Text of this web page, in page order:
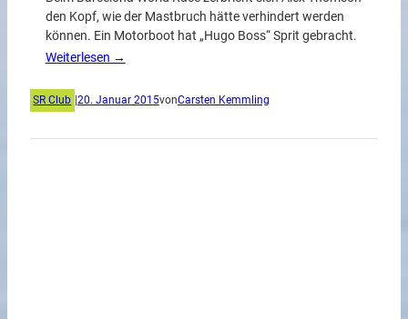
den Kopf, wie der Mastbruch hätte verhindert werden
können. Ein Motorboot hat „Hugo Boss“ Sprit gebracht.
Weiterlesen →
SR Club 20. Januar 2015vonCarsten Kemmling